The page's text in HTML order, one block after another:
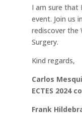
I am sure that
event. Join us
rediscover the
Surgery.
Kind regards,
Carlos
ECTES 2024
Frank